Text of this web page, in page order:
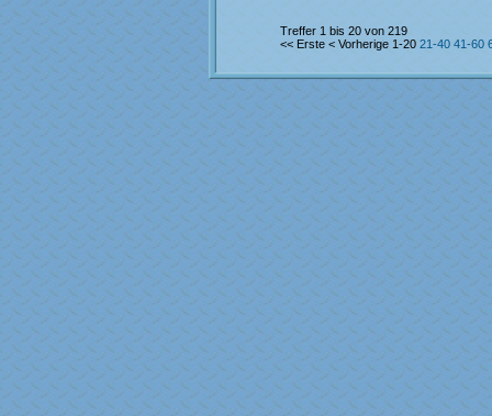
Treffer 1 bis 20 von 219
<< Erste < Vorherige 1-20 21-40 41-60